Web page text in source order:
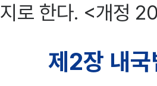
지로 한다. <개정
제2장 내국